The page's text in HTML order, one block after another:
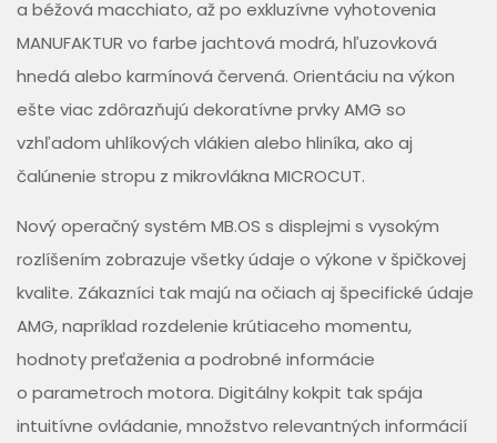
a béžová macchiato, až po exkluzívne vyhotovenia
MANUFAKTUR vo farbe jachtová modrá, hľuzovková
hnedá alebo karmínová červená. Orientáciu na výkon
ešte viac zdôrazňujú dekoratívne prvky AMG so
vzhľadom uhlíkových vlákien alebo hliníka, ako aj
čalúnenie stropu z mikrovlákna MICROCUT.
Nový operačný systém MB.OS s displejmi s vysokým
rozlíšením zobrazuje všetky údaje o výkone v špičkovej
kvalite. Zákazníci tak majú na očiach aj špecifické údaje
AMG, napríklad rozdelenie krútiaceho momentu,
hodnoty preťaženia a podrobné informácie
o parametroch motora. Digitálny kokpit tak spája
intuitívne ovládanie, množstvo relevantných informácií